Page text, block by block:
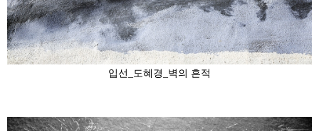
입선_도혜경_벽의 흔적